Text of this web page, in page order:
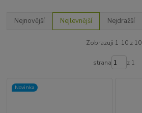
Nejnovější Nejlevnější Nejdražší
Zobrazuji 1-10 z 10
strana z 1
Novinka